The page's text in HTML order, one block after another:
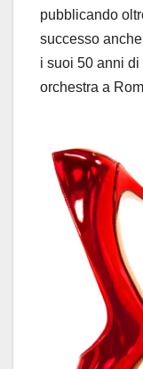
pubblicando
successo
i suoi 50 anni
orchestra a